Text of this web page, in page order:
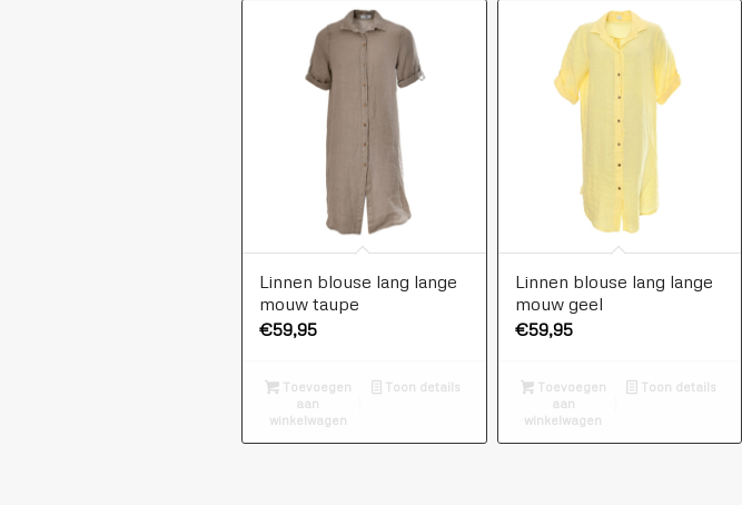
Linnen blouse lang lange
mouw taupe
€59,95
Toevoegen
aan
winkelwagen
Toon details
Linnen blouse lang lange
mouw geel
€59,95
Toevoegen
aan
winkelwagen
Toon details